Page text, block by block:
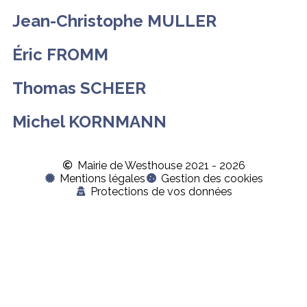
Jean-Christophe MULLER
Éric FROMM
Thomas SCHEER
Michel KORNMANN
Mairie de Westhouse 2021 - 2026
Mentions légales
Gestion des cookies
Protections de vos données